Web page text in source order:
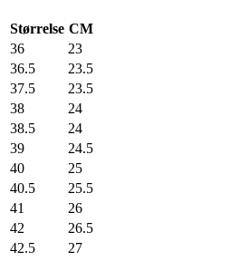
Størrelse CM
36
23
36.5
23.5
37.5
23.5
38
24
38.5
24
39
24.5
40
25
40.5
25.5
41
26
42
26.5
42.5
27